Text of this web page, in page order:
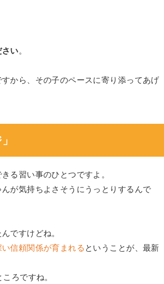
さい。
から、その子のペースに寄り添ってあげ
る習い事のひとつですよ。
が気持ちよさそうにうっとりするんで
ですけどね。
信頼関係が育まれる ということが、最新
ろですね。